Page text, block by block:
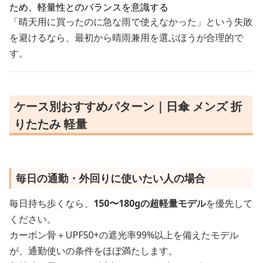
ため、軽量性とのバランスを意識する
「晴天用に買ったのに急な雨で使えなかった」という失敗
を避けるなら、最初から晴雨兼用を選ぶほうが合理的で
す。
ケース別おすすめパターン｜日傘 メンズ 折
りたたみ 軽量
毎日の通勤・外回りに使いたい人の場合
毎日持ち歩くなら、 150〜180gの超軽量モデルを優先して
ください。
カーボン骨＋UPF50+の遮光率99%以上を備えたモデル
が、通勤使いの条件をほぼ満たします。